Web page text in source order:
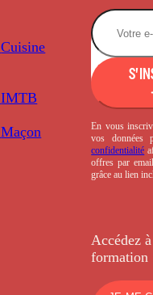
Cuisine
IMTB
Maçon
En vous
vos données
confidentialité
offres par
grâce au lien
Accédez
formation